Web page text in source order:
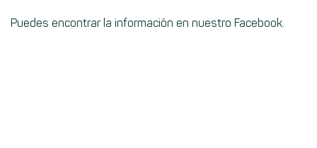
Puedes encontrar la información en nuestro Facebook.